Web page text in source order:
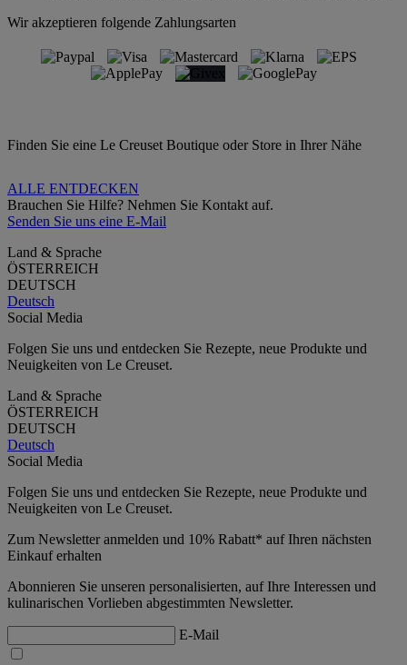
Wir akzeptieren folgende Zahlungsarten
Finden Sie eine Le Creuset Boutique oder Store in Ihrer Nähe
ALLE ENTDECKEN
Brauchen Sie Hilfe? Nehmen Sie Kontakt auf.
Senden Sie uns eine E-Mail
Land & Sprache
ÖSTERREICH
DEUTSCH
Deutsch
Social Media
Folgen Sie uns und entdecken Sie Rezepte, neue Produkte und
Neuigkeiten von Le Creuset.
Land & Sprache
ÖSTERREICH
DEUTSCH
Deutsch
Social Media
Folgen Sie uns und entdecken Sie Rezepte, neue Produkte und
Neuigkeiten von Le Creuset.
Zum Newsletter anmelden und 10% Rabatt* auf Ihren nächsten
Einkauf erhalten
Abonnieren Sie unseren personalisierten, auf Ihre Interessen und
kulinarischen Vorlieben abgestimmten Newsletter.
E-Mail